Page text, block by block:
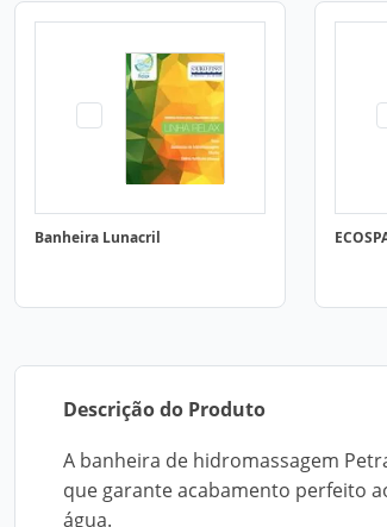
Banheira Lunacril
Descrição do Produto
A banheira de hidromassagem
que garante acabamento perfeito
água.